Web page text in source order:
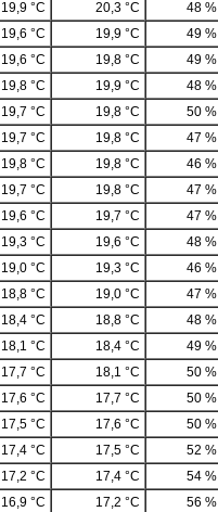
19,9 °C 20,3 °C
48 %
19,6 °C 19,9 °C
49 %
19,6 °C 19,8 °C
49 %
19,8 °C 19,9 °C
48 %
19,7 °C 19,8 °C
50 %
19,7 °C 19,8 °C
47 %
19,8 °C 19,8 °C
46 %
19,7 °C 19,8 °C
47 %
19,6 °C 19,7 °C
47 %
19,3 °C 19,6 °C
48 %
19,0 °C 19,3 °C
46 %
18,8 °C 19,0 °C
47 %
18,4 °C 18,8 °C
48 %
18,1 °C 18,4 °C
49 %
17,7 °C 18,1 °C
50 %
17,6 °C 17,7 °C
50 %
17,5 °C 17,6 °C
50 %
17,4 °C 17,5 °C
52 %
17,2 °C 17,4 °C
54 %
16,9 °C 17,2 °C
56 %